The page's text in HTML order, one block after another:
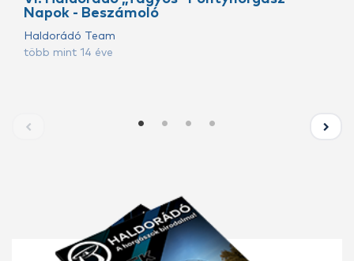
Napok - Beszámoló
Haldorádó Team
több mint 14 éve